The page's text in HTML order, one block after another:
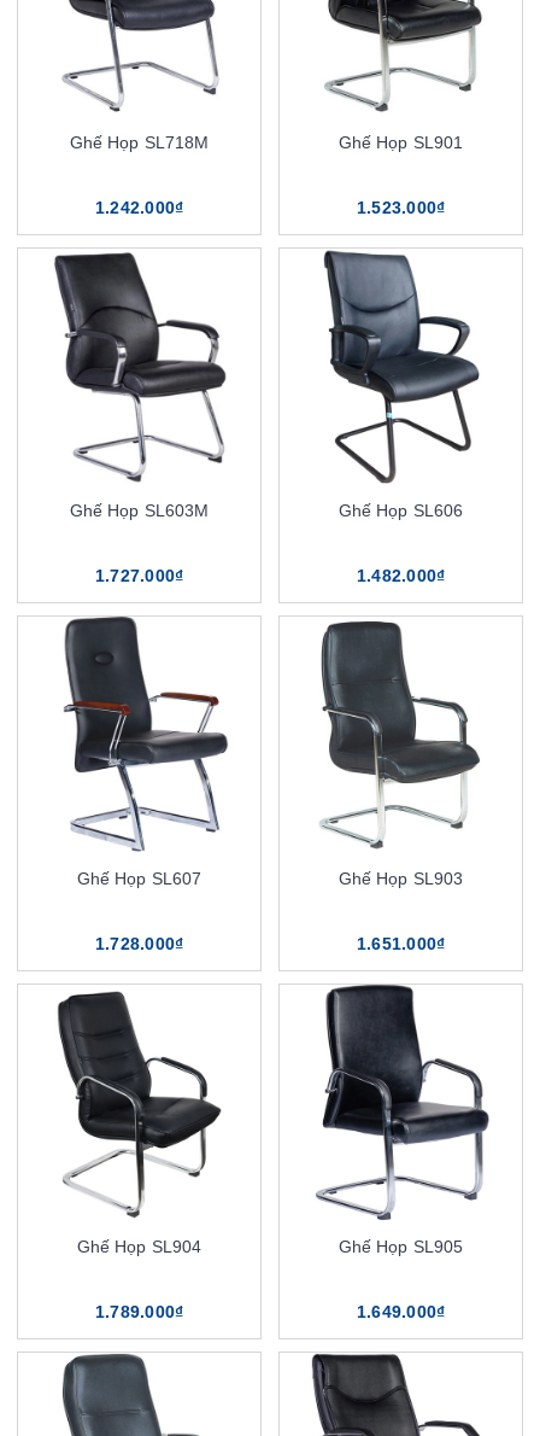
Ghế Họp SL718M
1.242.000₫
Ghế Họp SL901
1.523.000₫
Ghế Họp SL603M
1.727.000₫
Ghế Họp SL606
1.482.000₫
Ghế Họp SL607
1.728.000₫
Ghế Họp SL903
1.651.000₫
Ghế Họp SL904
1.789.000₫
Ghế Họp SL905
1.649.000₫